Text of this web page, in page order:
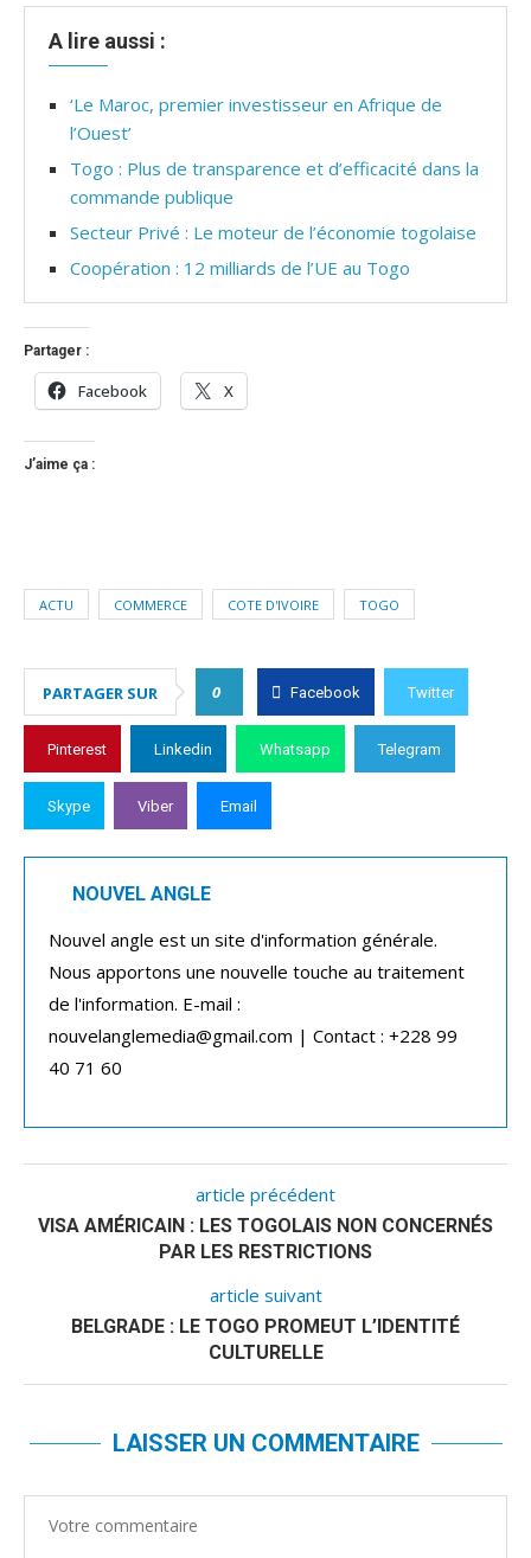
A lire aussi :
‘Le Maroc, premier investisseur en Afrique de
l’Ouest’
Togo : Plus de transparence et d’efficacité dans la
commande publique
Secteur Privé : Le moteur de l’économie togolaise
Coopération : 12 milliards de l’UE au Togo
Partager :
Facebook X
J’aime ça :
ACTU COMMERCE COTE D'IVOIRE TOGO
PARTAGER SUR 0 Facebook Twitter
Pinterest Linkedin Whatsapp Telegram
Skype Viber Email
NOUVEL ANGLE
Nouvel angle est un site d'information générale.
Nous apportons une nouvelle touche au traitement
de l'information. E-mail :
nouvelanglemedia@gmail.com | Contact : +228 99
40 71 60
article précédent
VISA AMÉRICAIN : LES TOGOLAIS NON CONCERNÉS
PAR LES RESTRICTIONS
article suivant
BELGRADE : LE TOGO PROMEUT L’IDENTITÉ
CULTURELLE
LAISSER UN COMMENTAIRE